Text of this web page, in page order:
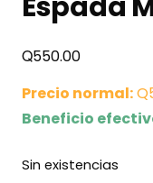
Q550.00
Precio normal:
Beneficio
Sin existencias